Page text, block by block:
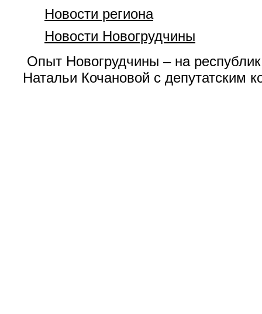
Новости региона
Новости Новогрудчины
Опыт Новогрудчины – на
Натальи Кочановой с депутатским